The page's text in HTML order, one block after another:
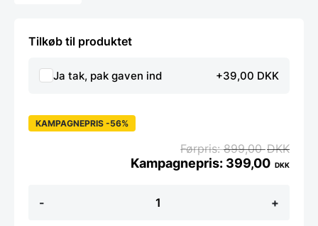
Tilkøb til produktet
Ja tak, pak gaven ind +39,00 DKK
-
CT200
+
KAMPAGNEPRIS -56%
899,00DKK
399,00 DKK